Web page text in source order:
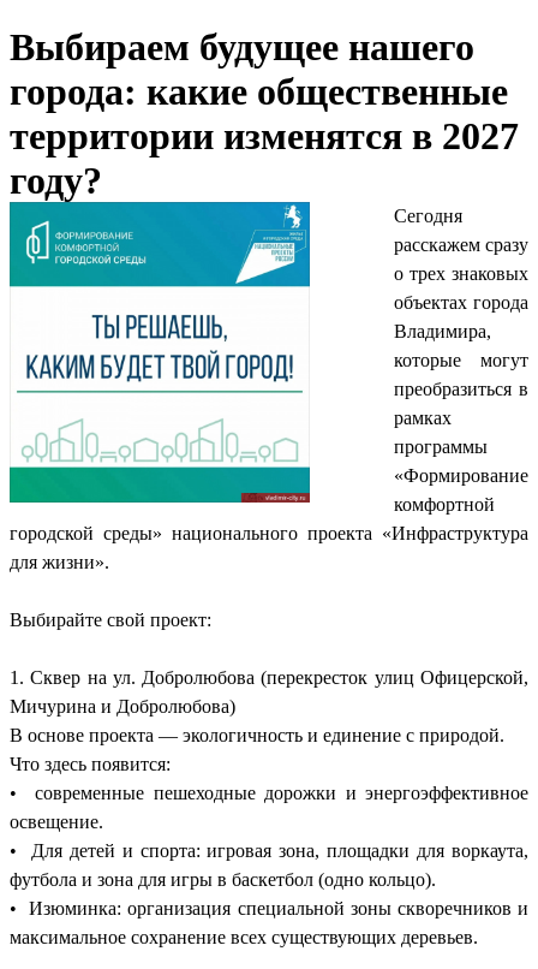
Выбираем будущее нашего
города: какие общественные
территории изменятся в 2027
году?
Сегодня
расскажем сразу
о трех знаковых
объектах города
Владимира,
которые могут
преобразиться в
рамках
программы
«Формирование
комфортной
городской среды» национального проекта «Инфраструктура
для жизни».
Выбирайте свой проект:
1. Сквер на ул. Добролюбова (перекресток улиц Офицерской,
Мичурина и Добролюбова)
В основе проекта — экологичность и единение с природой.
Что здесь появится:
• современные пешеходные дорожки и энергоэффективное
освещение.
• Для детей и спорта: игровая зона, площадки для воркаута,
футбола и зона для игры в баскетбол (одно кольцо).
• Изюминка: организация специальной зоны скворечников и
максимальное сохранение всех существующих деревьев.